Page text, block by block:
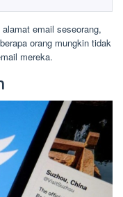
email seseorang,
orang mungkin tidak
mereka.